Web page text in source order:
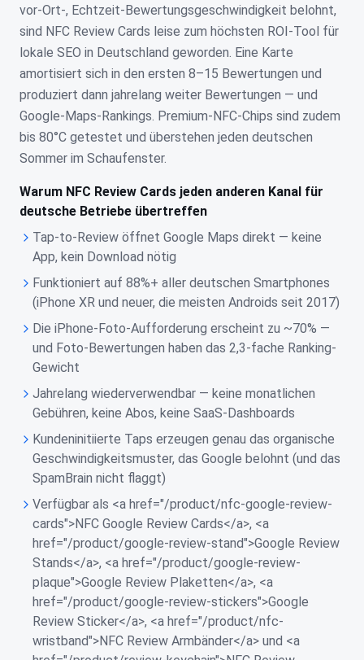
vor-Ort-, Echtzeit-Bewertungsgeschwindigkeit belohnt,
sind NFC Review Cards leise zum höchsten ROI-Tool für
lokale SEO in Deutschland geworden. Eine Karte
amortisiert sich in den ersten 8–15 Bewertungen und
produziert dann jahrelang weiter Bewertungen — und
Google-Maps-Rankings. Premium-NFC-Chips sind zudem
bis 80°C getestet und überstehen jeden deutschen
Sommer im Schaufenster.
Warum NFC Review Cards jeden anderen Kanal für
deutsche Betriebe übertreffen
Tap-to-Review öffnet Google Maps direkt — keine
App, kein Download nötig
Funktioniert auf 88%+ aller deutschen Smartphones
(iPhone XR und neuer, die meisten Androids seit 2017)
Die iPhone-Foto-Aufforderung erscheint zu ~70% —
und Foto-Bewertungen haben das 2,3-fache Ranking-
Gewicht
Jahrelang wiederverwendbar — keine monatlichen
Gebühren, keine Abos, keine SaaS-Dashboards
Kundeninitiierte Taps erzeugen genau das organische
Geschwindigkeitsmuster, das Google belohnt (und das
SpamBrain nicht flaggt)
Verfügbar als <a href="/product/nfc-google-review-
cards">NFC Google Review Cards</a>, <a
href="/product/google-review-stand">Google Review
Stands</a>, <a href="/product/google-review-
plaque">Google Review Plaketten</a>, <a
href="/product/google-review-stickers">Google
Review Sticker</a>, <a href="/product/nfc-
wristband">NFC Review Armbänder</a> und <a